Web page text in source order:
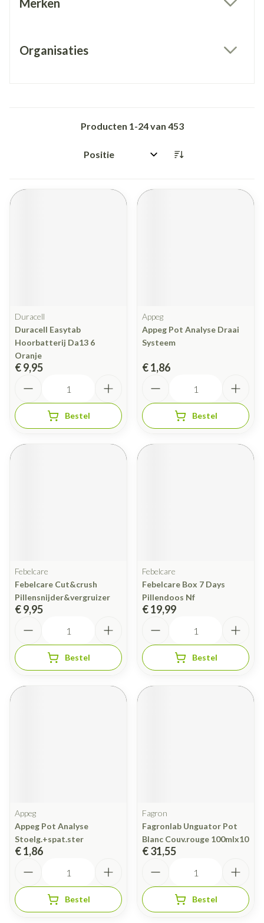
Merken
Organisaties
Producten 1-24van 453
Sorteer op:
Duracell
Duracell Easytab
Hoorbatterij Da13 6
Oranje
€ 9,95
Bestel
Appeg
Appeg Pot Analyse Draai
Systeem
€ 1,86
Bestel
Febelcare
Febelcare Cut&crush
Pillensnijder&vergruizer
€ 9,95
Bestel
Febelcare
Febelcare Box 7 Days
Pillendoos Nf
€ 19,99
Bestel
Appeg
Appeg Pot Analyse
Stoelg.+spat.ster
€ 1,86
Bestel
Fagron
Fagronlab Unguator Pot
Blanc Couv.rouge 100mlx10
€ 31,55
Bestel